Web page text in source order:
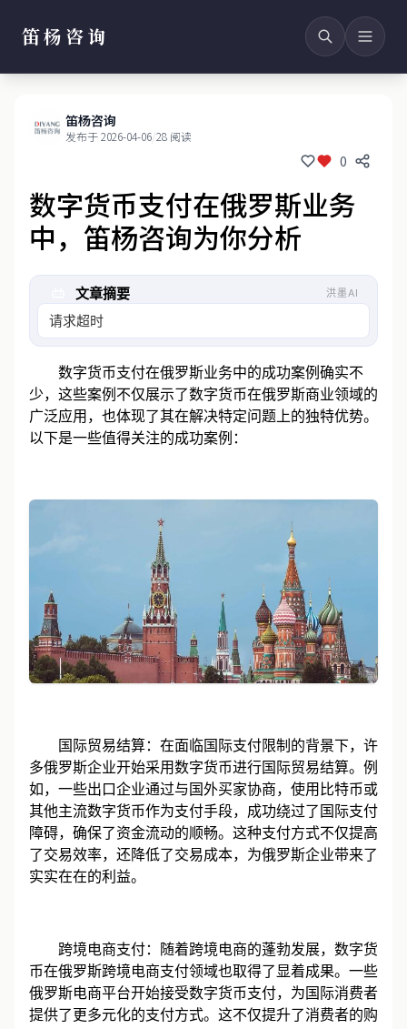
笛杨咨询
笛杨咨询
发布于 2026-04-06/28 阅读
0
数字货币支付在俄罗斯业务
中，笛杨咨询为你分析
文章摘要 洪墨AI
请求超时
数字货币支付在俄罗斯业务中的成功案例确实不
少，这些案例不仅展示了数字货币在俄罗斯商业领域的
广泛应用，也体现了其在解决特定问题上的独特优势。
以下是一些值得关注的成功案例：
国际贸易结算：在面临国际支付限制的背景下，许
多俄罗斯企业开始采用数字货币进行国际贸易结算。例
如，一些出口企业通过与国外买家协商，使用比特币或
其他主流数字货币作为支付手段，成功绕过了国际支付
障碍，确保了资金流动的顺畅。这种支付方式不仅提高
了交易效率，还降低了交易成本，为俄罗斯企业带来了
实实在在的利益。
跨境电商支付：随着跨境电商的蓬勃发展，数字货
币在俄罗斯跨境电商支付领域也取得了显着成果。一些
俄罗斯电商平台开始接受数字货币支付，为国际消费者
提供了更多元化的支付方式。这不仅提升了消费者的购